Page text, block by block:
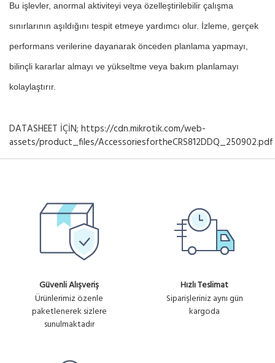
Bu işlevler, anormal aktiviteyi veya özelleştirilebilir çalışma
sınırlarının aşıldığını tespit etmeye yardımcı olur. İzleme, gerçek
performans verilerine dayanarak önceden planlama yapmayı,
bilinçli kararlar almayı ve yükseltme veya bakım planlamayı
kolaylaştırır.
DATASHEET İÇİN; https://cdn.mikrotik.com/web-
assets/product_files/AccessoriesfortheCRS812DDQ_250902.pdf
Güvenli Alışveriş
Ürünlerimiz özenle
paketlenerek sizlere
sunulmaktadır
Hızlı Teslimat
Siparişleriniz aynı gün
kargoda